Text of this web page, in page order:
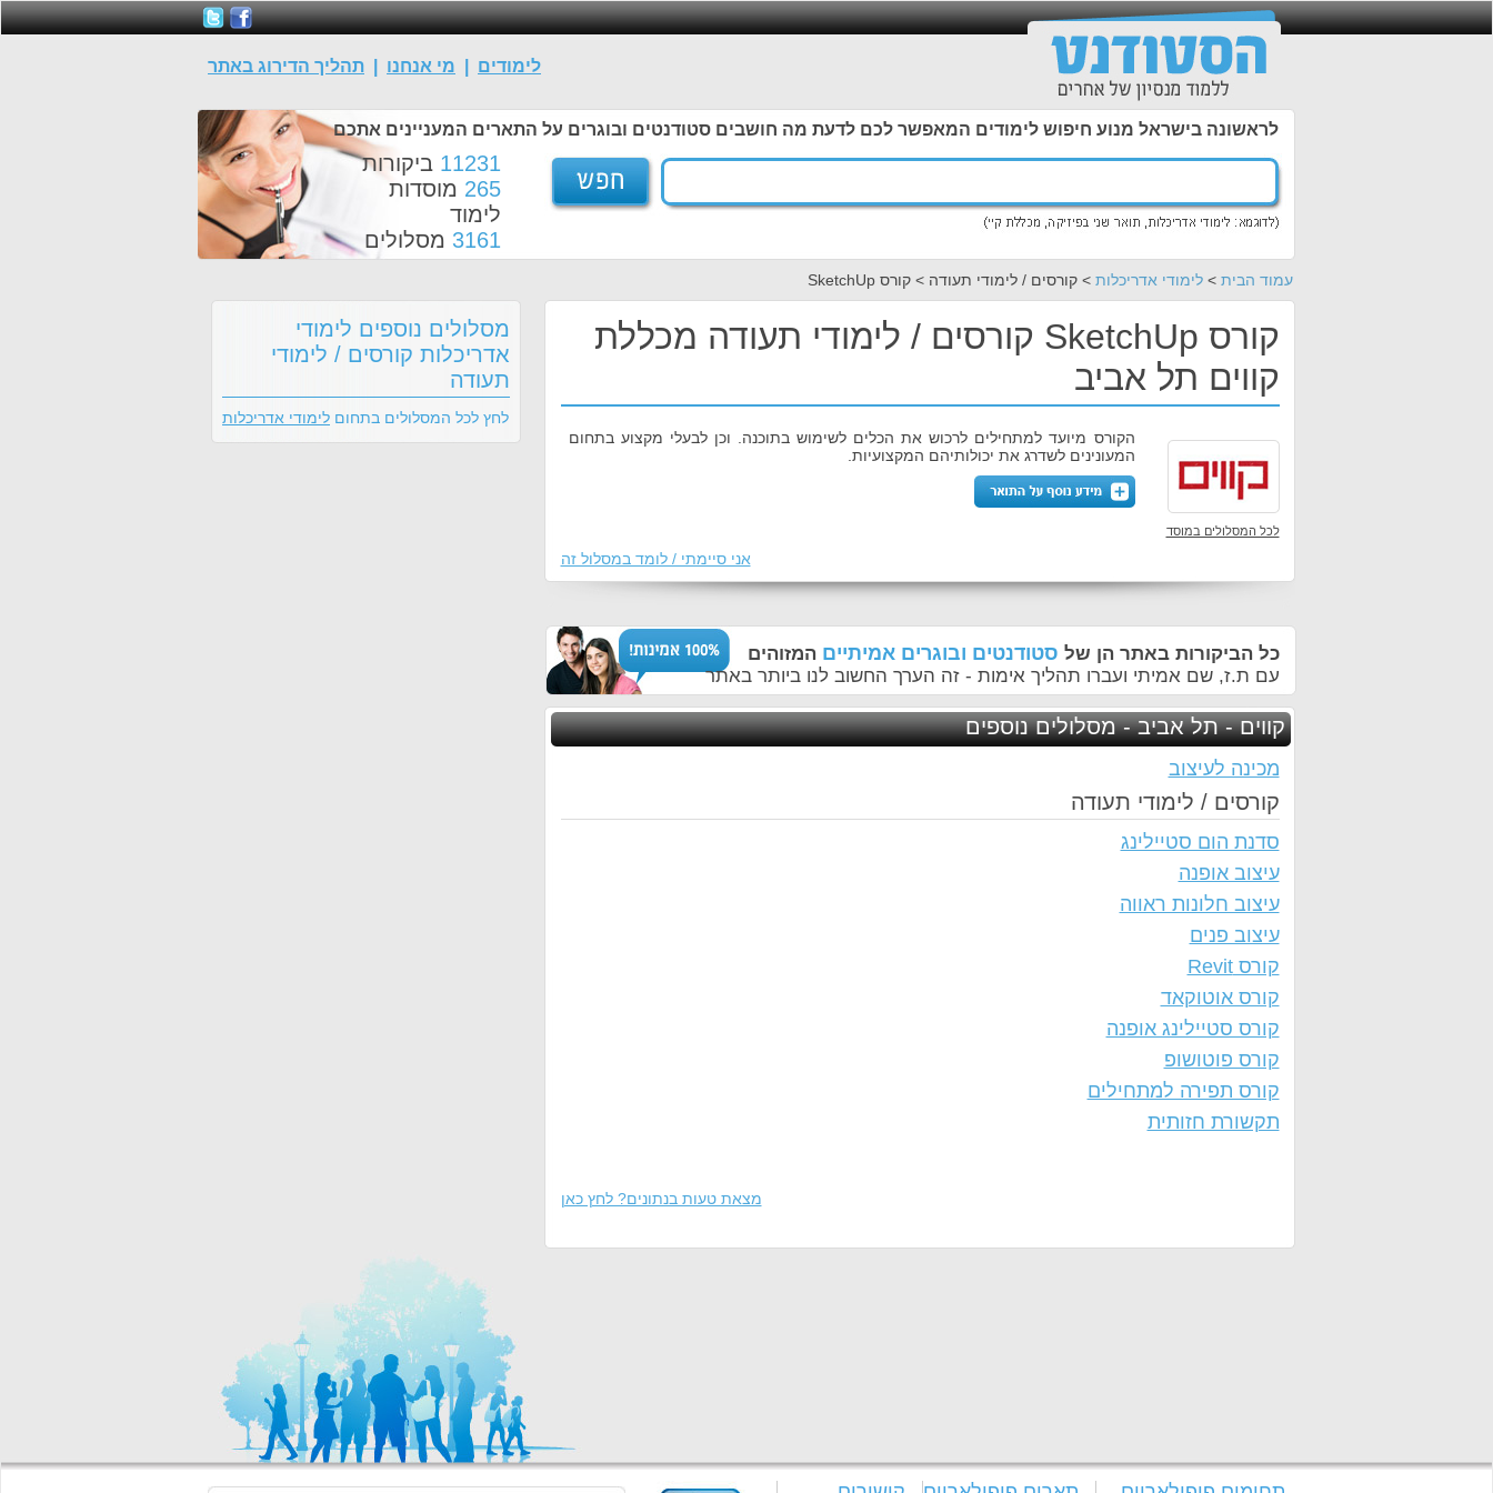
לימודים מי אנחנו תהליך הדירוג באתר
לראשונה בישראל מנוע חיפוש לימודים המאפשר לכם לדעת מה חושבים סטודנטים ובוגרים על התארים המעניינים אתכם
11231 ביקורות
265 מוסדות
לימוד
3161 מסלולים
עמוד הבית >לימודי אדריכלות > קורסים / לימודי תעודה > קורס SketchUp
קורס SketchUp קורסים / לימודי תעודה מכללת
קווים תל אביב
לכל המסלולים במוסד
הקורס מיועד למתחילים לרכוש את הכלים לשימוש בתוכנה. וכן לבעלי מקצוע בתחום
המעונינים לשדרג את יכולותיהם המקצועיות.
אני סיימתי / לומד במסלול זה
כל הביקורות באתר הן של סטודנטים ובוגרים אמיתיים המזוהים
עם ת.ז, שם אמיתי ועברו תהליך אימות - זה הערך החשוב לנו ביותר באתר
קווים - תל אביב - מסלולים נוספים
מכינה לעיצוב
קורסים / לימודי תעודה
סדנת הום סטיילינג
עיצוב אופנה
עיצוב חלונות ראווה
עיצוב פנים
קורס Revit
קורס אוטוקאד
קורס סטיילינג אופנה
קורס פוטושופ
קורס תפירה למתחילים
תקשורת חזותית
מצאת טעות בנתונים? לחץ כאן
מסלולים נוספים לימודי
אדריכלות קורסים / לימודי
תעודה
לחץ לכל המסלולים בתחום לימודי אדריכלות